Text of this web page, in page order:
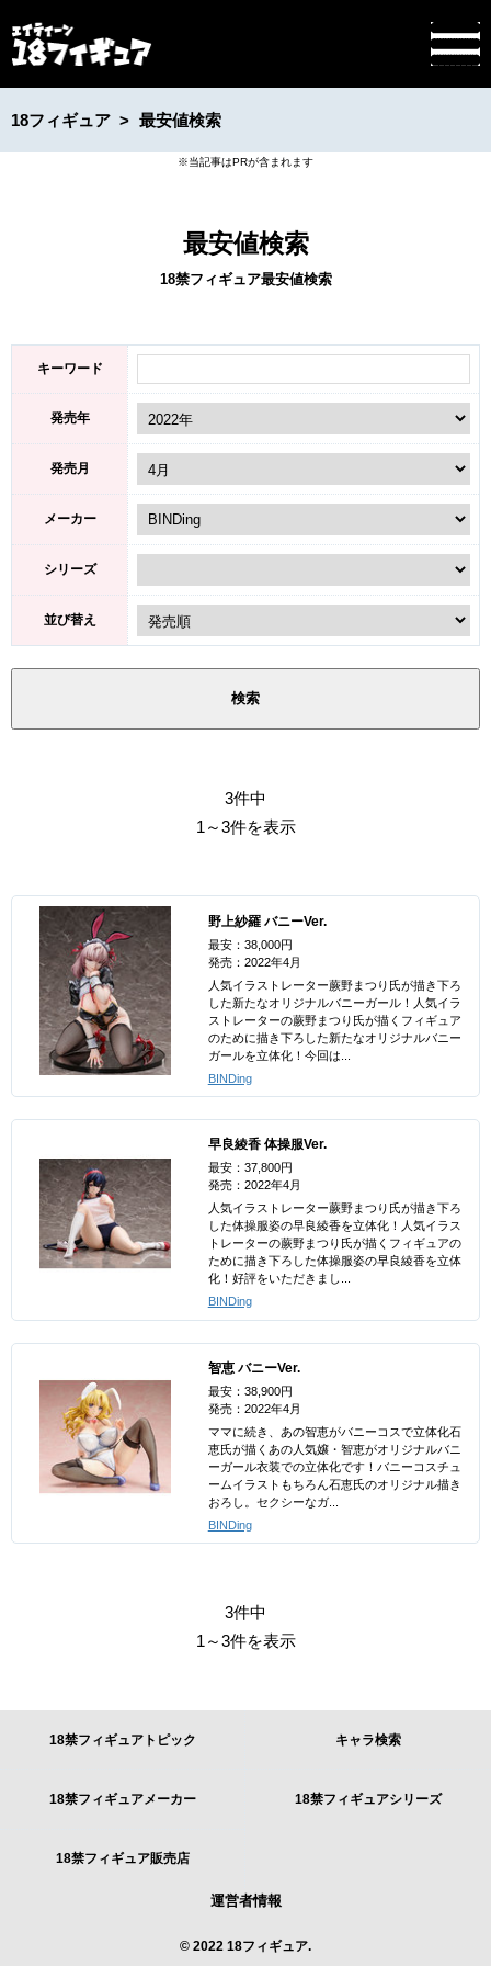
18フィギュア 最安値検索
最安値検索
18禁フィギュア最安値検索
キーワード
発売年
発売月
メーカー
シリーズ
並び替え
3件中
1～3件を表示
野上紗羅 バニーVer.
最安：38,000円
発売：2022年4月
人気イラストレーター蕨野まつり氏が描き下ろ
した新たなオリジナルバニーガール！人気イラ
ストレーターの蕨野まつり氏が描くフィギュア
のために描き下ろした新たなオリジナルバニー
ガールを立体化！今回は...
BINDing
早良綾香 体操服Ver.
最安：37,800円
発売：2022年4月
人気イラストレーター蕨野まつり氏が描き下ろ
した体操服姿の早良綾香を立体化！人気イラス
トレーターの蕨野まつり氏が描くフィギュアの
ために描き下ろした体操服姿の早良綾香を立体
化！好評をいただきまし...
BINDing
智恵 バニーVer.
最安：38,900円
発売：2022年4月
ママに続き、あの智恵がバニーコスで立体化石
恵氏が描くあの人気嬢・智恵がオリジナルバニ
ーガール衣装での立体化です！バニーコスチュ
ームイラストもちろん石恵氏のオリジナル描き
おろし。セクシーなガ...
BINDing
3件中
1～3件を表示
18禁フィギュアトピック キャラ検索
18禁フィギュアメーカー 18禁フィギュアシリーズ
18禁フィギュア販売店
運営者情報
© 2022 18フィギュア.